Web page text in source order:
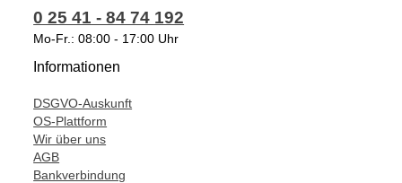
VCD20012,
VDD20012,
VFD20012,
VGD20012,
VHD20012,
0 25 41 - 84 74 192
Mo-Fr.: 08:00 - 17:00 Uhr
Informationen
DSGVO-Auskunft
OS-Plattform
Wir über uns
AGB
Bankverbindung